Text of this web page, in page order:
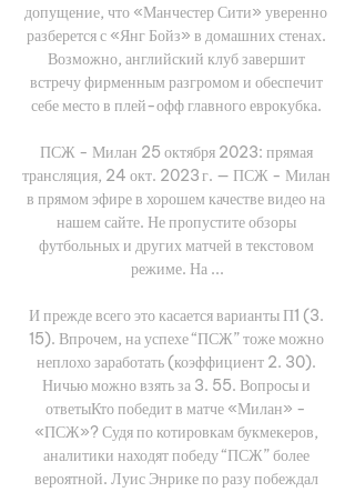
допущение, что «Манчестер Сити» уверенно
разберется с «Янг Бойз» в домашних стенах.
Возможно, английский клуб завершит
встречу фирменным разгромом и обеспечит
себе место в плей-офф главного еврокубка.
ПСЖ - Милан 25 октября 2023: прямая
трансляция, 24 окт. 2023 г. — ПСЖ - Милан
в прямом эфире в хорошем качестве видео на
нашем сайте. Не пропустите обзоры
футбольных и других матчей в текстовом
режиме. На ...
И прежде всего это касается варианты П1 (3.
15). Впрочем, на успехе “ПСЖ” тоже можно
неплохо заработать (коэффициент 2. 30).
Ничью можно взять за 3. 55. Вопросы и
ответыКто победит в матче «Милан» -
«ПСЖ»? Судя по котировкам букмекеров,
аналитики находят победу “ПСЖ” более
вероятной. Луис Энрике по разу побеждал